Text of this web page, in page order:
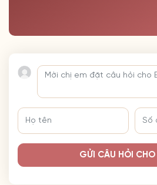
GỬI CÂU HỎI CHO